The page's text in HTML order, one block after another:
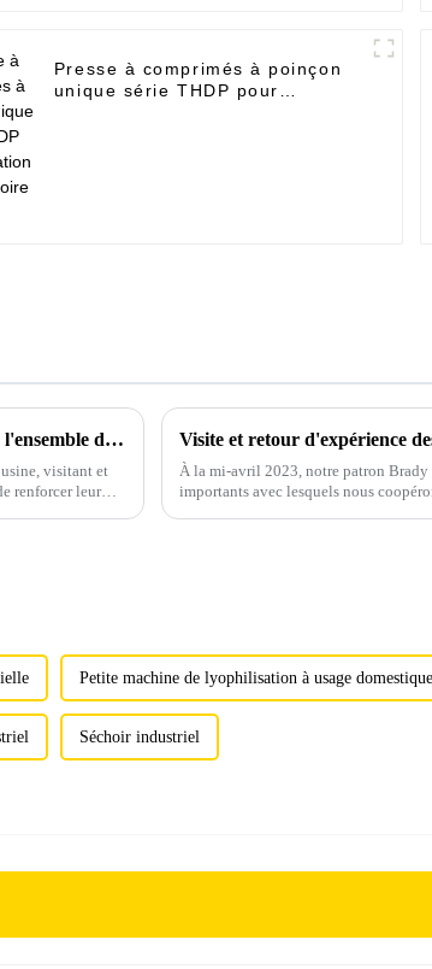
Presse à comprimés à poinçon
unique série THDP pour
Notre société organise régulièrement des formations professionnelles pour l'ensemble de notre personnel sur nos machines nouvellement conçues.
visitant et
renforcer leur
Visite et retour d'expérience
À la mi-avril 2023, notre patron Brady
importants avec lesquels nous
Petite machine de lyophilisation à usage domestique
Séchoir industriel